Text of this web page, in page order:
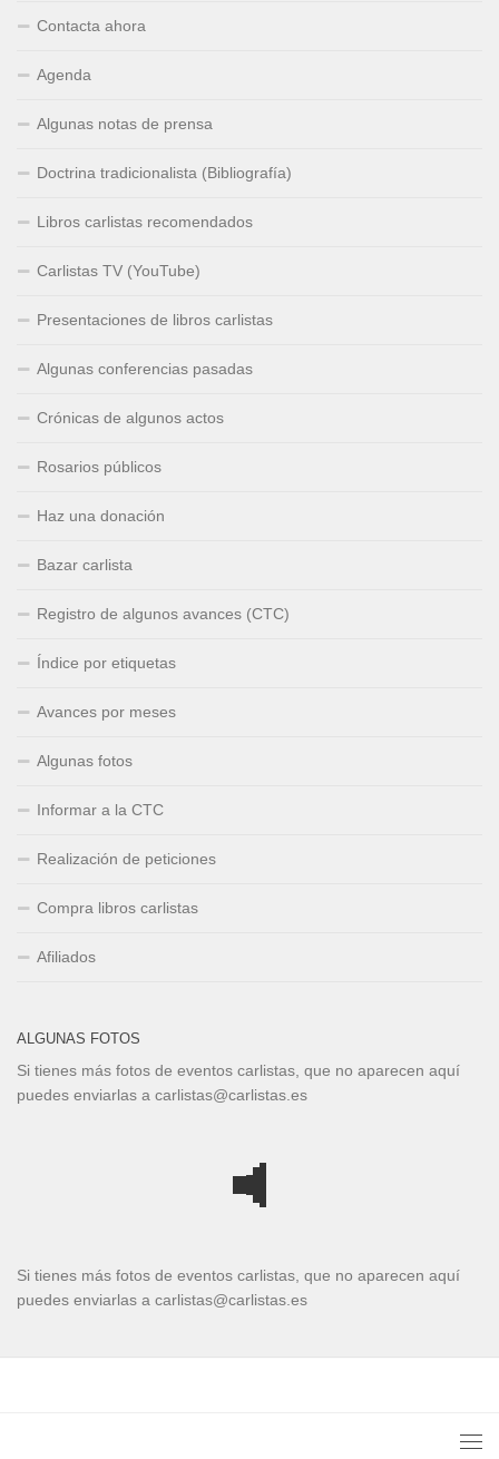
Contacta ahora
Agenda
Algunas notas de prensa
Doctrina tradicionalista (Bibliografía)
Libros carlistas recomendados
Carlistas TV (YouTube)
Presentaciones de libros carlistas
Algunas conferencias pasadas
Crónicas de algunos actos
Rosarios públicos
Haz una donación
Bazar carlista
Registro de algunos avances (CTC)
Índice por etiquetas
Avances por meses
Algunas fotos
Informar a la CTC
Realización de peticiones
Compra libros carlistas
Afiliados
ALGUNAS FOTOS
Si tienes más fotos de eventos carlistas, que no aparecen aquí
puedes enviarlas a carlistas@carlistas.es
Si tienes más fotos de eventos carlistas, que no aparecen aquí
puedes enviarlas a carlistas@carlistas.es